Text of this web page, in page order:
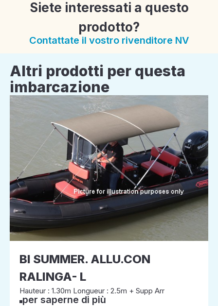
Siete interessati a questo
prodotto?
Contattate il vostro rivenditore NV
Altri prodotti per questa
imbarcazione
BI SUMMER. ALLU.CON
RALINGA- L
Hauteur : 1.30m Longueur : 2.5m + Supp Arr
per saperne di più